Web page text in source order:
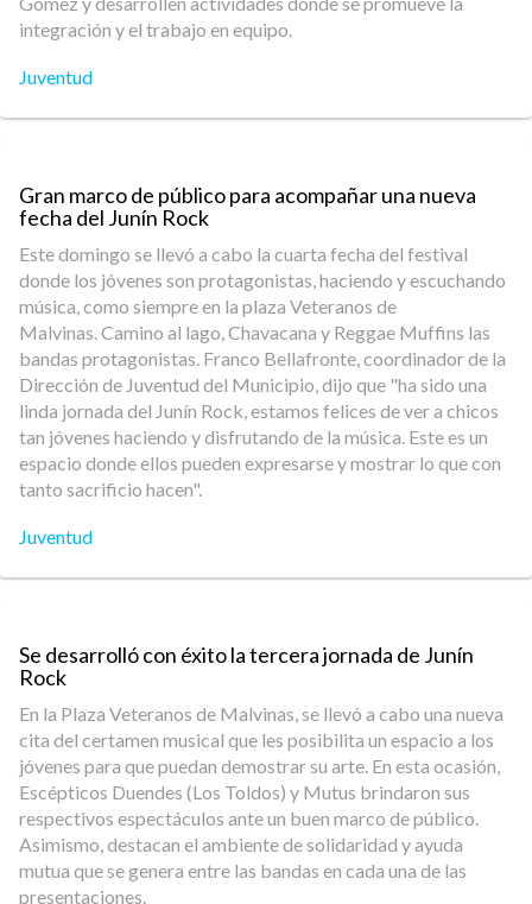
integración y el trabajo en equipo.
Juventud
Gran marco de público para acompañar una nueva
fecha del Junín Rock
Este domingo se llevó a cabo la cuarta fecha del festival
donde los jóvenes son protagonistas, haciendo y escuchando
música, como siempre en la plaza Veteranos de
Malvinas. Camino al lago, Chavacana y Reggae Muffins las
bandas protagonistas. Franco Bellafronte, coordinador de la
Dirección de Juventud del Municipio, dijo que "ha sido una
linda jornada del Junín Rock, estamos felices de ver a chicos
tan jóvenes haciendo y disfrutando de la música. Este es un
espacio donde ellos pueden expresarse y mostrar lo que con
tanto sacrificio hacen".
Juventud
Se desarrolló con éxito la tercera jornada de Junín
Rock
En la Plaza Veteranos de Malvinas, se llevó a cabo una nueva
cita del certamen musical que les posibilita un espacio a los
jóvenes para que puedan demostrar su arte. En esta ocasión,
Escépticos Duendes (Los Toldos) y Mutus brindaron sus
respectivos espectáculos ante un buen marco de público.
Asimismo, destacan el ambiente de solidaridad y ayuda
mutua que se genera entre las bandas en cada una de las
presentaciones.